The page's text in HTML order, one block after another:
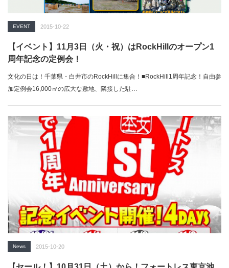
EVENT 2015-10-22
【イベント】11月3日（火・祝）はRockHillのオープン1
周年記念の定例会！
文化の日は！千葉県・白井市のRockHillに集合！■RockHill1周年記念！自由参
加定例会16,000㎡の広大な敷地、隣接した駐…
News 2015-10-20